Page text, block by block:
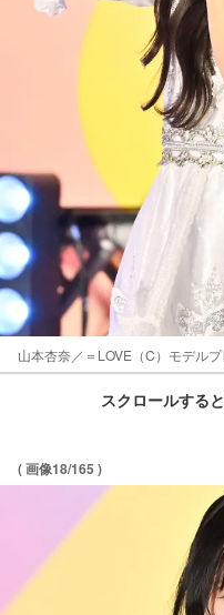
山本杏奈／＝LOVE（C）モデルプ
スクロールする
( 画像18/165 )